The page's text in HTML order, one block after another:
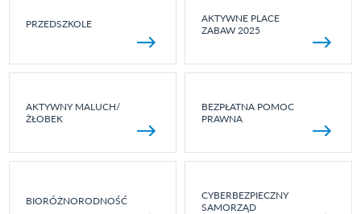
PRZEDSZKOLE
AKTYWNE PLACE
ZABAW 2025
AKTYWNY MALUCH/
ŻŁOBEK
BEZPŁATNA POMOC
PRAWNA
BIORÓŻNORODNOŚĆ
CYBERBEZPIECZNY
SAMORZĄD